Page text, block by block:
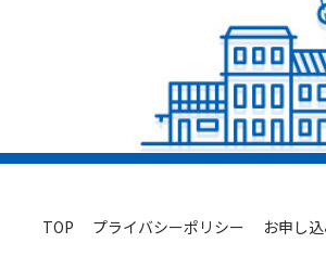
TOP プライバシーポリシー お申し